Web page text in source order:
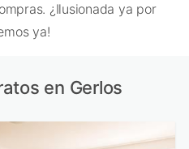
¿Ilusionada ya por
ya!
en Gerlos